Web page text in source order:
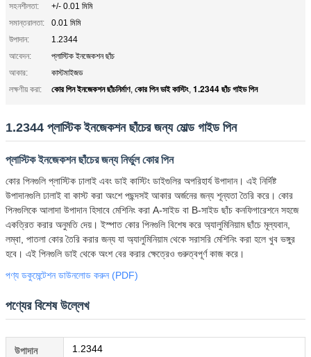
সহনশীলতা:
+/- 0.01 মিমি
সমান্তরালতা:
0.01 মিমি
উপাদান:
1.2344
আবেদন:
প্লাস্টিক ইনজেকশন ছাঁচ
আকার:
কাস্টমাইজড
লক্ষণীয় করা:
কোর পিন ইনজেকশন ছাঁচনির্মাণ, কোর পিন ডাই কাস্টিং, 1.2344 ছাঁচ গাইড পিন
1.2344 প্লাস্টিক ইনজেকশন ছাঁচের জন্য মোল্ড গাইড পিন
প্লাস্টিক ইনজেকশন ছাঁচের জন্য নির্ভুল কোর পিন
কোর পিনগুলি প্লাস্টিক ঢালাই এবং ডাই কাস্টিং ডাইগুলির অপরিহার্য উপাদান। এই নির্দিষ্ট
উপাদানগুলি ঢালাই বা কাস্ট করা অংশে পছন্দসই আকার অর্জনের জন্য শূন্যতা তৈরি করে। কোর
পিনগুলিকে আলাদা উপাদান হিসাবে মেশিনিং করা A-সাইড বা B-সাইড ছাঁচ কনফিগারেশনে সহজে
একত্রিত করার অনুমতি দেয়। ইস্পাত কোর পিনগুলি বিশেষ করে অ্যালুমিনিয়াম ছাঁচে মূল্যবান,
লম্বা, পাতলা কোর তৈরি করার জন্য যা অ্যালুমিনিয়াম থেকে সরাসরি মেশিনিং করা হলে খুব ভঙ্গুর
হবে। এই পিনগুলি ডাই থেকে অংশ বের করার ক্ষেত্রেও গুরুত্বপূর্ণ কাজ করে।
পণ্য ডকুমেন্টেশন ডাউনলোড করুন (PDF)
পণ্যের বিশেষ উল্লেখ
উপাদান 1.2344